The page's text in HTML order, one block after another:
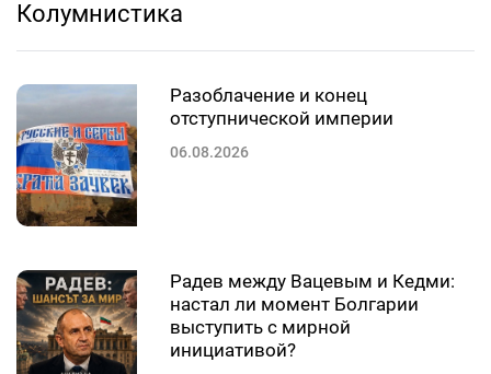
Колумнистика
Разоблачение и конец
отступнической империи
06.08.2026
Радев между Вацевым и Кедми:
настал ли момент Болгарии
выступить с мирной
инициативой?